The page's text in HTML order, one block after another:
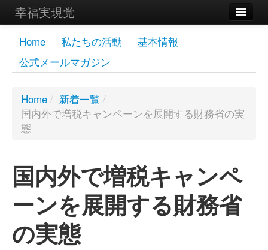
幸福実現党
メンバーズページ
党員
お問い合わせ
Home 私たちの活動
基本情報
公式メールマガジン
Home / 新着一覧 /
国内外で増税キャンペーンを展開する財務省の実
態
国内外で増税キャンペ
ーンを展開する財務省
の実態